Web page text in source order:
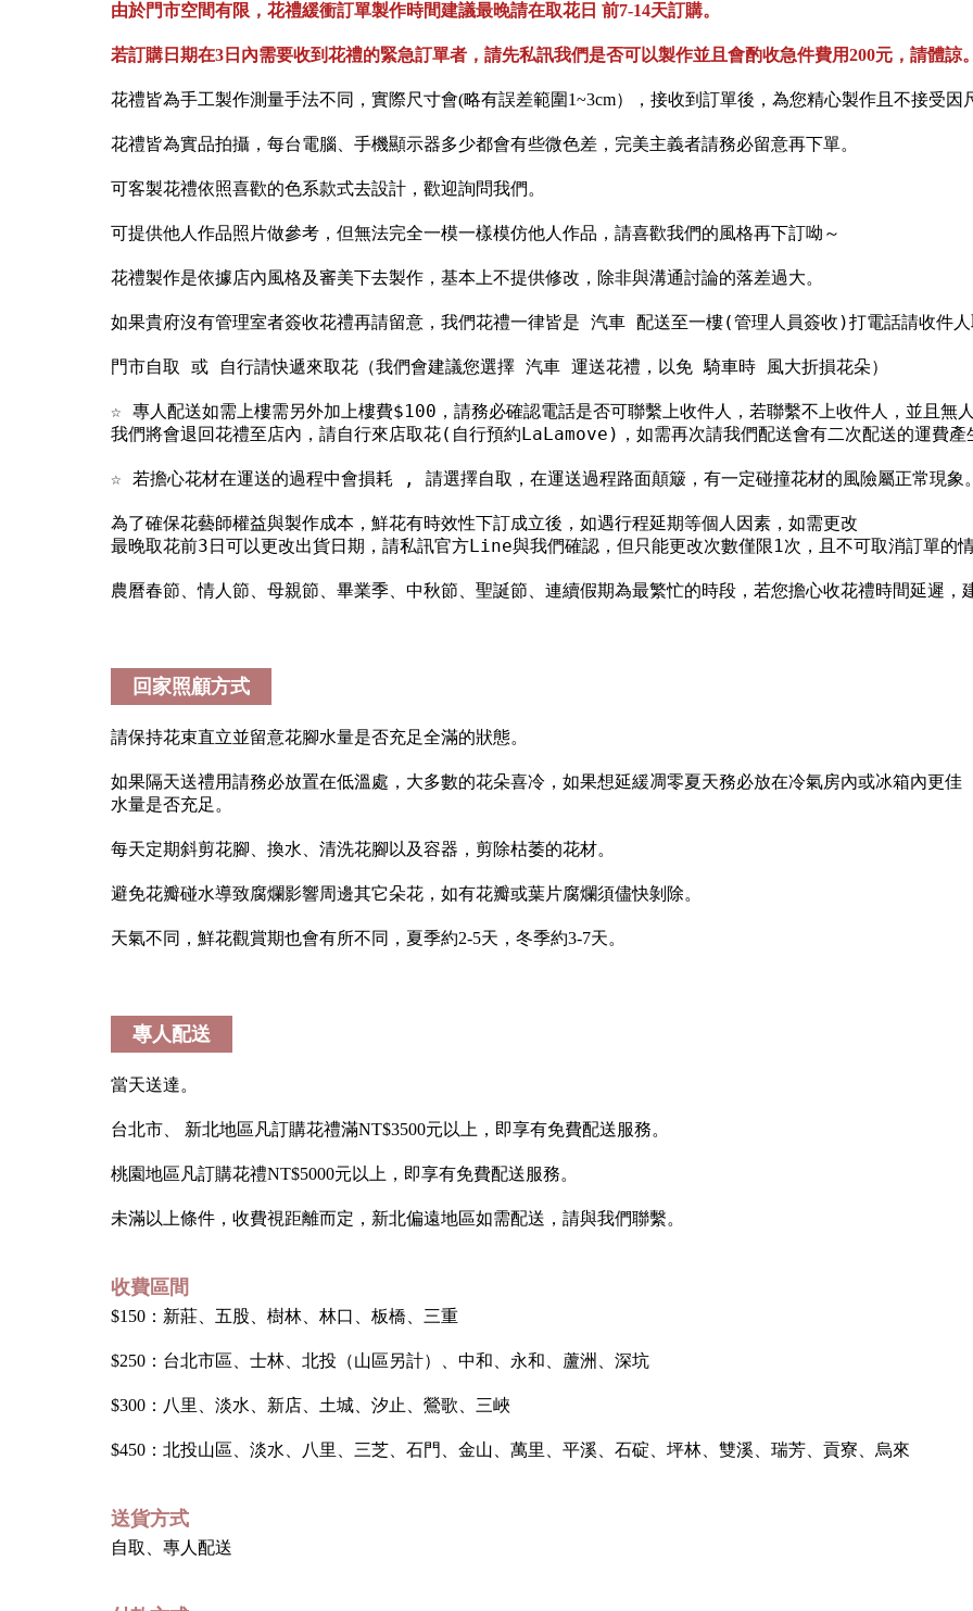
由於門市空間有限，花禮緩衝訂單製作時間建議最晚請在取花日 前7-14天訂購。
若訂購日期在3日內需要收到花禮的緊急訂單者，請先私訊我們是否可以製作並且會酌收急件費用200元，請體諒
花禮皆為手工製作測量手法不同，實際尺寸會(略有誤差範圍1~3cm），接收到訂單後，為您精心製作且不接受因
花禮皆為實品拍攝，每台電腦、手機顯示器多少都會有些微色差，完美主義者請務必留意再下單。
可客製花禮依照喜歡的色系款式去設計，歡迎詢問我們。
可提供他人作品照片做參考，但無法完全一模一樣模仿他人作品，請喜歡我們的風格再下訂呦～
花禮製作是依據店內風格及審美下去製作，基本上不提供修改，除非與溝通討論的落差過大。
如果貴府沒有管理室者簽收花禮再請留意，我們花禮一律皆是 汽車 配送至一樓(管理人員簽收)打電話請收件
門市自取 或 自行請快遞來取花（我們會建議您選擇 汽車 運送花禮，以免 騎車時 風大折損花朵）
☆ 專人配送如需上樓需另外加上樓費$100，請務必確認電話是否可聯繫上收件人，若聯繫不上收件人，並且無
我們將會退回花禮至店內，請自行來店取花(自行預約LaLamove)，如需再次請我們配送會有二次配送的運費產
☆ 若擔心花材在運送的過程中會損耗 , 請選擇自取，在運送過程路面顛簸，有一定碰撞花材的風險屬正常現象
為了確保花藝師權益與製作成本，鮮花有時效性下訂成立後，如遇行程延期等個人因素，如需更改
最晚取花前3日可以更改出貨日期，請私訊官方Line與我們確認，但只能更改次數僅限1次，且不可取消訂單的
農曆春節、情人節、母親節、畢業季、中秋節、聖誕節、連續假期為最繁忙的時段，若您擔心收花禮時間延遲
回家照顧方式
請保持花束直立並留意花腳水量是否充足全滿的狀態。
如果隔天送禮用請務必放置在低溫處，大多數的花朵喜冷，如果想延緩凋零夏天務必放在冷氣房內或冰箱內更
水量是否充足。
每天定期斜剪花腳、換水、清洗花腳以及容器，剪除枯萎的花材。
避免花瓣碰水導致腐爛影響周邊其它朵花，如有花瓣或葉片腐爛須儘快剝除。
天氣不同，鮮花觀賞期也會有所不同，夏季約2-5天，冬季約3-7天。
專人配送
當天送達。
台北市、 新北地區凡訂購花禮滿NT$3500元以上，即享有免費配送服務。
桃園地區凡訂購花禮NT$5000元以上，即享有免費配送服務。
未滿以上條件，收費視距離而定，新北偏遠地區如需配送，請與我們聯繫。
收費區間
$150：新莊、五股、樹林、林口、板橋、三重
$250：台北市區、士林、北投（山區另計）、中和、永和、蘆洲、深坑
$300：八里、淡水、新店、土城、汐止、鶯歌、三峽
$450：北投山區、淡水、八里、三芝、石門、金山、萬里、平溪、石碇、坪林、雙溪、瑞芳、貢寮、烏來
送貨方式
自取、專人配送